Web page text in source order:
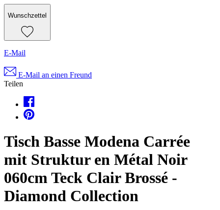
Wunschzettel
E-Mail
E-Mail an einen Freund
Teilen
Tisch Basse Modena Carrée
mit Struktur en Métal Noir
060cm Teck Clair Brossé -
Diamond Collection